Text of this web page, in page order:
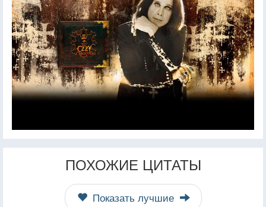
ПОХОЖИЕ ЦИТАТЫ
Показать лучшие